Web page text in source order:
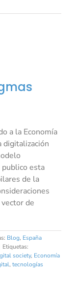
a la Economía
digitalización
esta
de la
de
Blog, España
Etiquetas:
society, Economía
, tecnologías